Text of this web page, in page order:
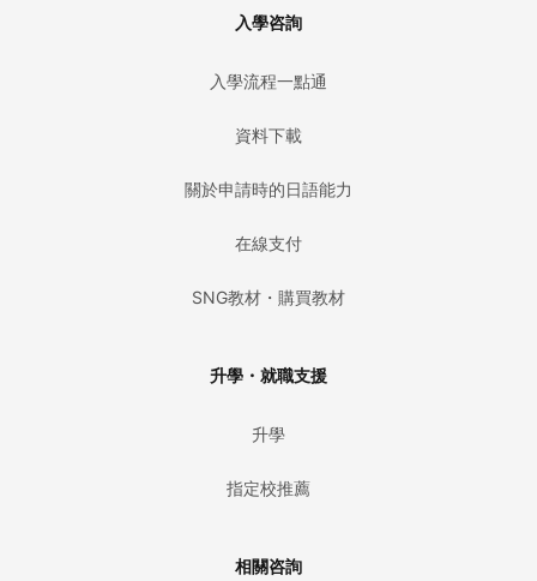
入學咨詢
入學流程一點通
資料下載
關於申請時的日語能力
在線支付
SNG教材・購買教材
升學・就職支援
升學
指定校推薦
相關咨詢